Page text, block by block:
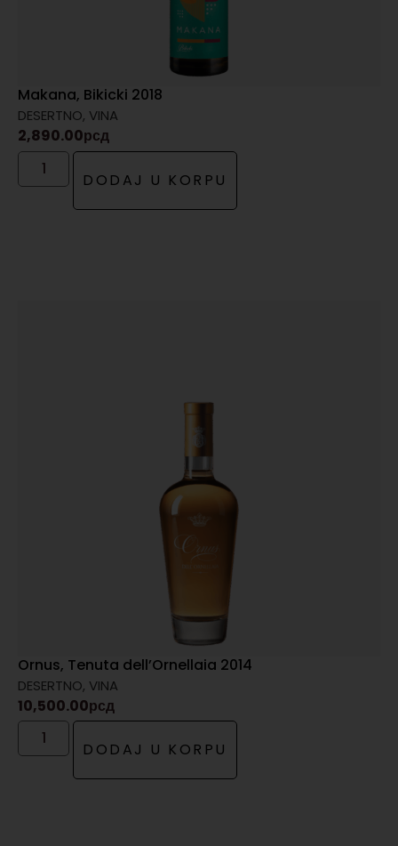
Makana, Bikicki 2018
DESERTNO, VINA
2,890.00рсд
DODAJ U KORPU
Ornus, Tenuta dell’Ornellaia 2014
DESERTNO, VINA
10,500.00рсд
DODAJ U KORPU